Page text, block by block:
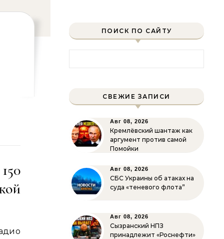
ПОИСК ПО САЙТУ
СВЕЖИЕ ЗАПИСИ
Авг 08, 2026
Кремлёвский шантаж как
аргумент против самой
Помойки
Авг 08, 2026
СБС Украины об атаках на
суда «теневого флота”
Авг 08, 2026
Сызранский НПЗ
принадлежит «Роснефти»